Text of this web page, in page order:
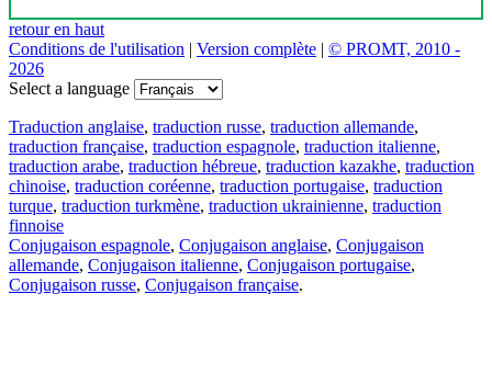
retour en haut
Conditions de l'utilisation | Version complète | © PROMT, 2010 -
2026
Select a language
Traduction anglaise, traduction russe, traduction allemande,
traduction française, traduction espagnole, traduction italienne,
traduction arabe, traduction hébreue, traduction kazakhe, traduction
chinoise, traduction coréenne, traduction portugaise, traduction
turque, traduction turkmène, traduction ukrainienne, traduction
finnoise
Conjugaison espagnole, Conjugaison anglaise, Conjugaison
allemande, Conjugaison italienne, Conjugaison portugaise,
Conjugaison russe, Conjugaison française.